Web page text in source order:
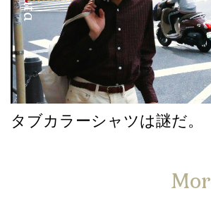
タブカラーシャツは謎だ。